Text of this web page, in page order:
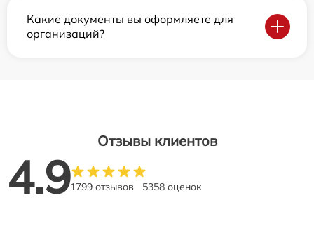
Какие документы вы оформляете для
организаций?
Отзывы клиентов
4.91799 отзывов 5358 оценок